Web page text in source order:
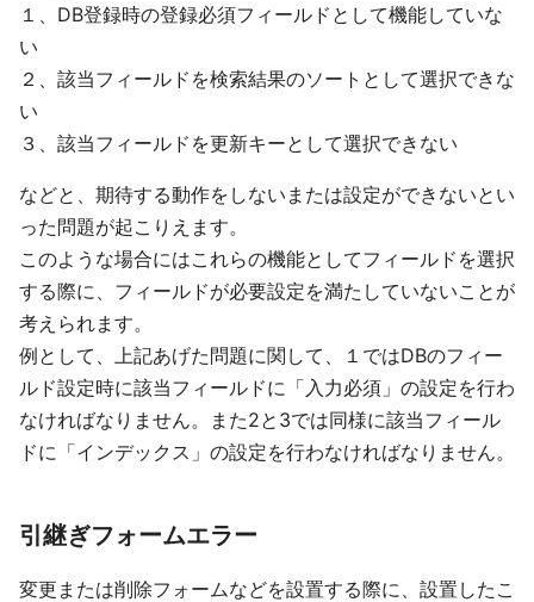
１、DB登録時の登録必須フィールドとして機能していな
い
２、該当フィールドを検索結果のソートとして選択できな
い
３、該当フィールドを更新キーとして選択できない
などと、期待する動作をしないまたは設定ができないとい
った問題が起こりえます。
このような場合にはこれらの機能としてフィールドを選択
する際に、フィールドが必要設定を満たしていないことが
考えられます。
例として、上記あげた問題に関して、１ではDBのフィー
ルド設定時に該当フィールドに「入力必須」の設定を行わ
なければなりません。また2と3では同様に該当フィール
ドに「インデックス」の設定を行わなければなりません。
引継ぎフォームエラー
変更または削除フォームなどを設置する際に、設置したこ